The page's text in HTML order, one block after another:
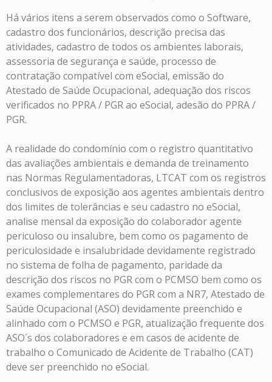
Há vários itens a serem observados como o Software,
cadastro dos funcionários, descrição precisa das
atividades, cadastro de todos os ambientes laborais,
assessoria de segurança e saúde, processo de
contratação compatível com eSocial, emissão do
Atestado de Saúde Ocupacional, adequação dos riscos
verificados no PPRA / PGR ao eSocial, adesão do PPRA /
PGR.
A realidade do condomínio com o registro quantitativo
das avaliações ambientais e demanda de treinamento
nas Normas Regulamentadoras, LTCAT com os registros
conclusivos de exposição aos agentes ambientais dentro
dos limites de tolerâncias e seu cadastro no eSocial,
analise mensal da exposição do colaborador agente
periculoso ou insalubre, bem como os pagamento de
periculosidade e insalubridade devidamente registrado
no sistema de folha de pagamento, paridade da
descrição dos riscos no PGR com o PCMSO bem como os
exames complementares do PGR com a NR7, Atestado de
Saúde Ocupacional (ASO) devidamente preenchido e
alinhado com o PCMSO e PGR, atualização frequente dos
ASO´s dos colaboradores e em casos de acidente de
trabalho o Comunicado de Acidente de Trabalho (CAT)
deve ser preenchido no eSocial.